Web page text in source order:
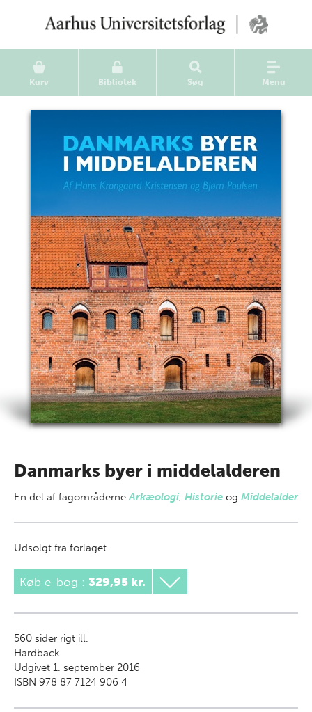
Kurv Bibliotek Søg Menu
Danmarks byer i middelalderen
En del af fagområderneArkæologi, Historie og Middelalder
Udsolgt fra forlaget
Køb e-bog : 329,95 kr.
560 sider rigt ill.
Hardback
Udgivet 1. september 2016
ISBN 978 87 7124 906 4